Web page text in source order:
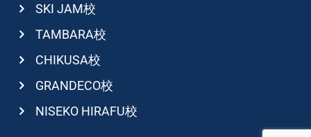
SKI JAM校
TAMBARA校
CHIKUSA校
GRANDECO校
NISEKO HIRAFU校